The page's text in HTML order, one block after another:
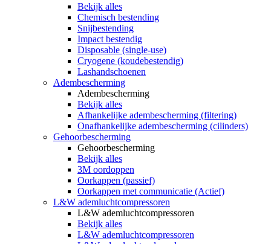
Bekijk alles
Chemisch bestending
Snijbestending
Impact bestendig
Disposable (single-use)
Cryogene (koudebestendig)
Lashandschoenen
Adembescherming
Adembescherming
Bekijk alles
Afhankelijke adembescherming (filtering)
Onafhankelijke adembescherming (cilinders)
Gehoorbescherming
Gehoorbescherming
Bekijk alles
3M oordoppen
Oorkappen (passief)
Oorkappen met communicatie (Actief)
L&W ademluchtcompressoren
L&W ademluchtcompressoren
Bekijk alles
L&W ademluchtcompressoren